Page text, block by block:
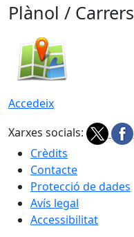
Plànol / Carrers
Accedeix
Xarxes socials:
Crèdits
Contacte
Protecció de dades
Avís legal
Accessibilitat